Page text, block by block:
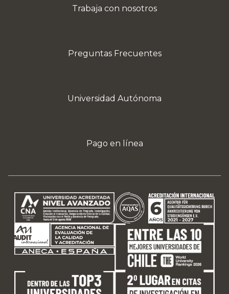
Trabaja con nosotros
Preguntas Frecuentes
Universidad Autónoma
Pago en línea